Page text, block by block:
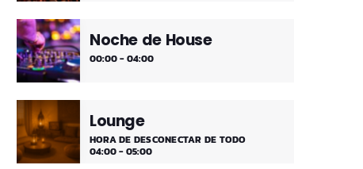
Noche de House
00:00 - 04:00
Lounge
HORA DE DESCONECTAR DE TODO
04:00 - 05:00